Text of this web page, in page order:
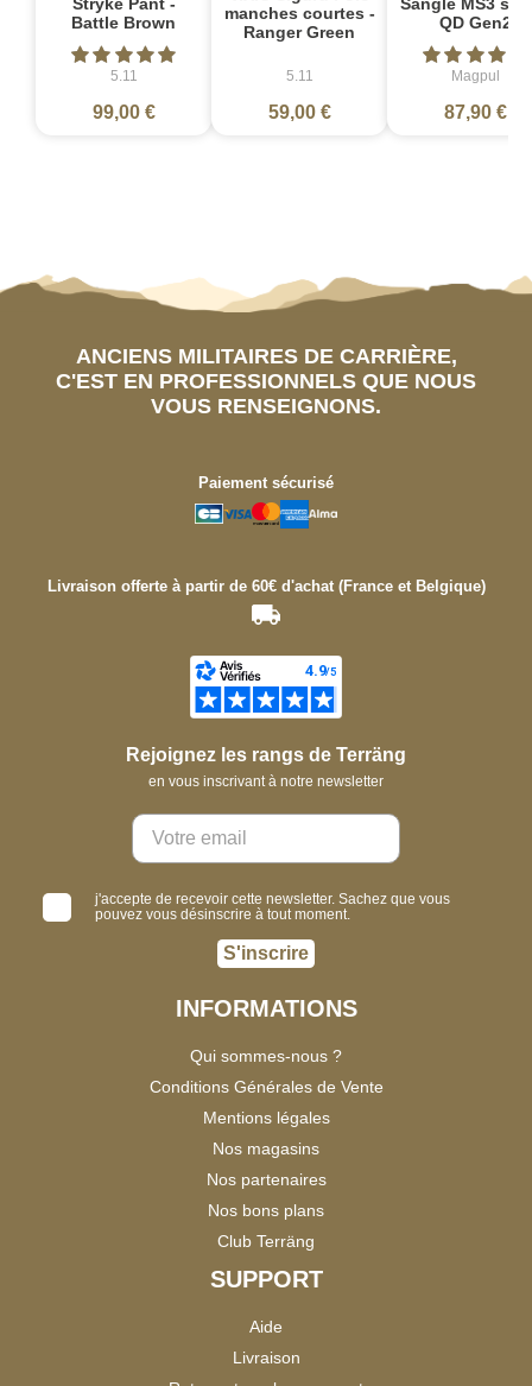
Stryke Pant -
Battle Brown
5.11
99,00 €
manches courtes -
Ranger Green
5.11
59,00 €
Sangle MS3
QD Gen2
Magpul
87,90 €
ANCIENS MILITAIRES DE CARRIÈRE,
C'EST EN PROFESSIONNELS QUE NOUS
VOUS RENSEIGNONS.
Paiement sécurisé
Livraison offerte à partir de 60€ d'achat (France et Belgique)
Rejoignez les rangs de Terräng
en vous inscrivant à notre newsletter
j'accepte de recevoir cette newsletter. Sachez que vous
pouvez vous désinscrire à tout moment.
S'inscrire
INFORMATIONS
Qui sommes-nous ?
Conditions Générales de Vente
Mentions légales
Nos magasins
Nos partenaires
Nos bons plans
Club Terräng
SUPPORT
Aide
Livraison